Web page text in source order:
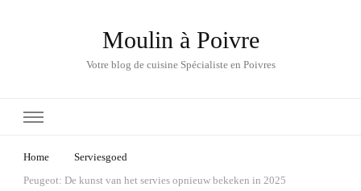
Moulin à Poivre
Votre blog de cuisine Spécialiste en Poivres
Home
Serviesgoed
Peugeot: De kunst van het servies opnieuw bekeken in 2025